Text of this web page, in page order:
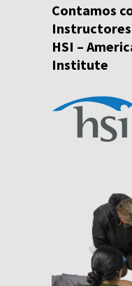
Contamos
HSI –
Institute